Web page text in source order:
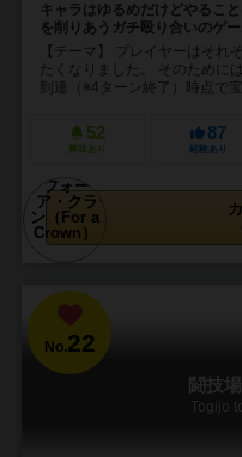
キャラはゆるめだけどやるこ
を削りあうガチ殴り合いのゲ
【テーマ】 プレイヤーはそれ
たくなりました。 そのために
到達（※4ターン終了）時点で
52
興味あり
87
経験あり
No.22
闘技
Togijo